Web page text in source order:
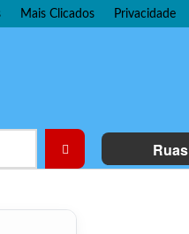
Mais Clicados Privacidade
Ruas